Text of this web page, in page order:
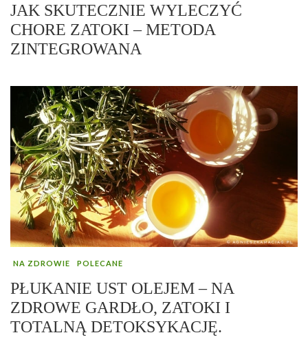
JAK SKUTECZNIE WYLECZYĆ
CHORE ZATOKI – METODA
ZINTEGROWANA
NA ZDROWIE POLECANE
PŁUKANIE UST OLEJEM – NA
ZDROWE GARDŁO, ZATOKI I
TOTALNĄ DETOKSYKACJĘ.